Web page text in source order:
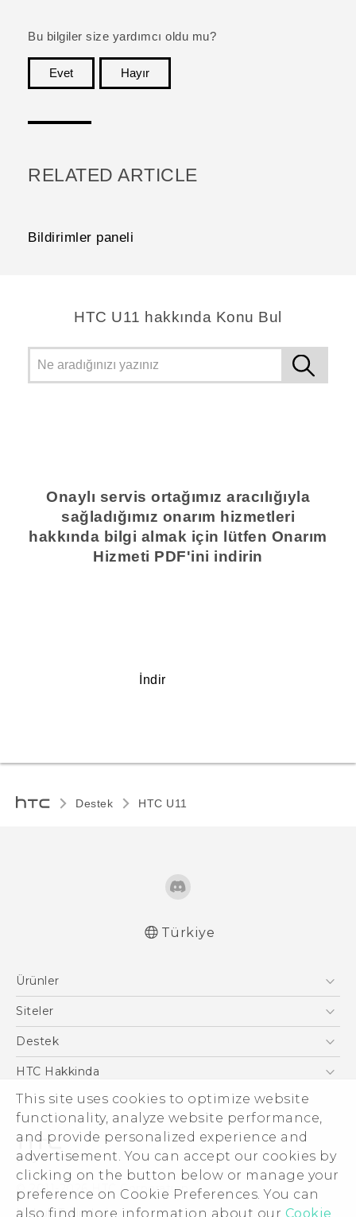
This site uses cookies to optimize website
functionality, analyze website performance,
and provide personalized experience and
advertisement. You can accept our cookies by
clicking on the button below or manage your
preference on Cookie Preferences. You can
also find more information about our Cookie
Bu bilgiler size yardımcı oldu mu?
Evet
Hayır
RELATED ARTICLE
Bildirimler paneli
HTC U11 hakkında Konu Bul
Onaylı servis ortağımız aracılığıyla
sağladığımız onarım hizmetleri
hakkında bilgi almak için lütfen Onarım
Hizmeti PDF'ini indirin
İndir
Destek HTC U11‎
Türkiye
Ürünler
Akıllı Telefonlar
VIVE
Siteler
HTC Dev
Destek
Destek Merkezi
HTC Hakkinda
ESG
Yatırımcı (İNGİLİZCE)
Gizlilik Politikası
Ürün Güvenliği
Cookie Preferences
© 2011-2026 HTC Corporation
Hukuk Terimleri